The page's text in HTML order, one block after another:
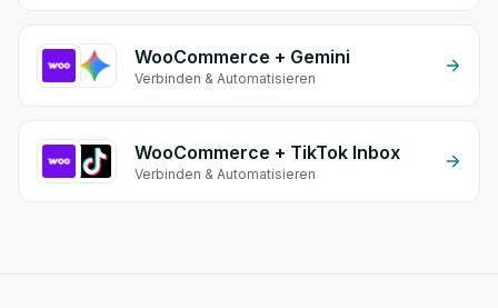
WooCommerce + Gemini
Verbinden & Automatisieren
WooCommerce + TikTok Inbox
Verbinden & Automatisieren